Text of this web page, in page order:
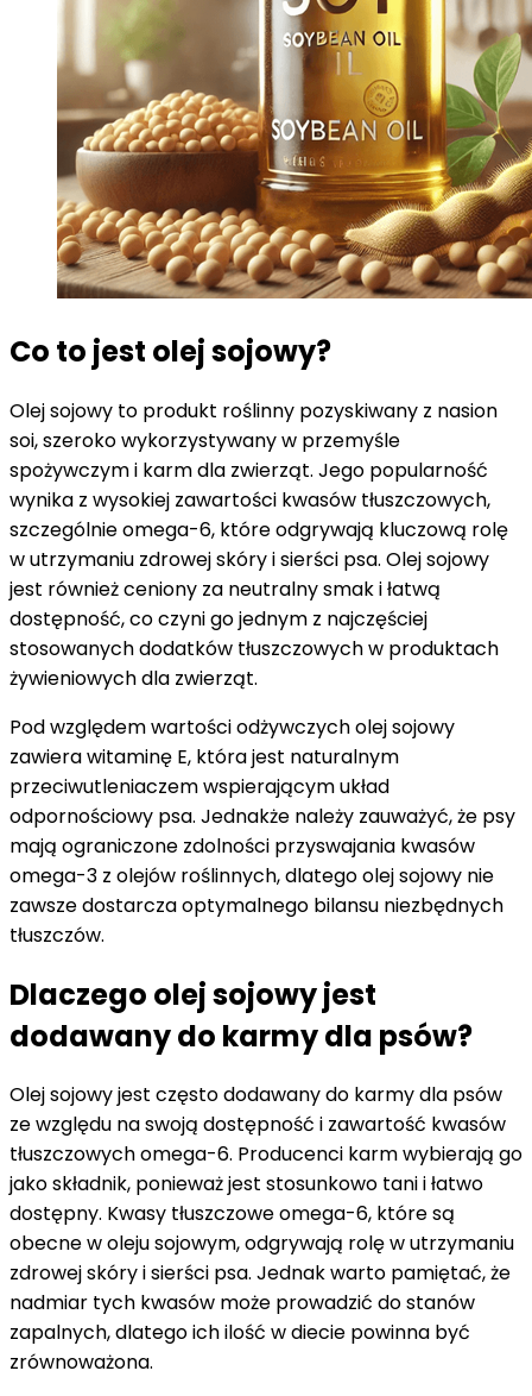
Co to jest olej sojowy?
Olej sojowy to produkt roślinny pozyskiwany z nasion
soi, szeroko wykorzystywany w przemyśle
spożywczym i karm dla zwierząt. Jego popularność
wynika z wysokiej zawartości kwasów tłuszczowych,
szczególnie omega-6, które odgrywają kluczową rolę
w utrzymaniu zdrowej skóry i sierści psa. Olej sojowy
jest również ceniony za neutralny smak i łatwą
dostępność, co czyni go jednym z najczęściej
stosowanych dodatków tłuszczowych w produktach
żywieniowych dla zwierząt.
Pod względem wartości odżywczych olej sojowy
zawiera witaminę E, która jest naturalnym
przeciwutleniaczem wspierającym układ
odpornościowy psa. Jednakże należy zauważyć, że psy
mają ograniczone zdolności przyswajania kwasów
omega-3 z olejów roślinnych, dlatego olej sojowy nie
zawsze dostarcza optymalnego bilansu niezbędnych
tłuszczów.
Dlaczego olej sojowy jest
dodawany do karmy dla psów?
Olej sojowy jest często dodawany do karmy dla psów
ze względu na swoją dostępność i zawartość kwasów
tłuszczowych omega-6. Producenci karm wybierają go
jako składnik, ponieważ jest stosunkowo tani i łatwo
dostępny. Kwasy tłuszczowe omega-6, które są
obecne w oleju sojowym, odgrywają rolę w utrzymaniu
zdrowej skóry i sierści psa. Jednak warto pamiętać, że
nadmiar tych kwasów może prowadzić do stanów
zapalnych, dlatego ich ilość w diecie powinna być
zrównoważona.